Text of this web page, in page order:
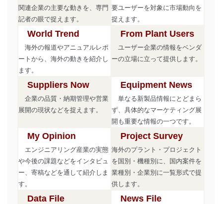
関連企業の主要な動きを、専門
記者の眼で捉えます。
要ユーザーを対象に市場動向を
捉えます。
World Trend
海外の報道やアニュアルレポ
ートから、海外の動きを紹介し
ます。
From Plant Users
ユーザー企業の情報をベンダ
ーの立場に立って提供します。
Suppliers Now
企業の品質・納期管理や営業
展開の現状などを捉えます。
Equipment News
単なる新製品情報にとどまら
ず、具体的なマーケティング展
開も重要な情報の一つです。
My Opinion
エンジニアリング産業の実態
や今後の課題などをインタビュ
ー、寄稿などを通して紹介しま
す。
Project Survey
海外のプラント・プロジェクト
を国別・機種別に、国内案件を
業種別・企業別に一覧形式で提
供します。
Data File News File